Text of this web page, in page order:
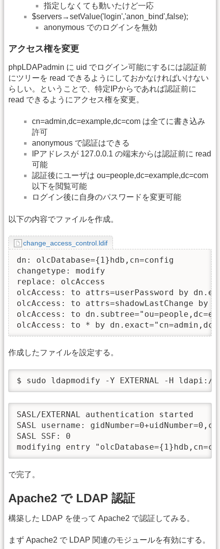
指定しなくても動いたけど一応
$servers→setValue('login','anon_bind',false);
anonymous でのログインを無効
アクセス権を変更
phpLDAPadmin に uid でログイン可能にするには認証前
にツリーを read できるようにしておかなければいけない
らしい。ということで、特定IPからであれば認証前に
read できるようにアクセス権を変更。
cn=admin,dc=example,dc=com は全てに書き込み
許可
anonymous で認証はできる
IPアドレスが 127.0.0.1 の端末からは認証前に read
可能
認証後にユーザは ou=people,dc=example,dc=com
以下を閲覧可能
ログイン後に自身のパスワードを変更可能
以下の内容でファイルを作成。
change_access_control.ldif
dn: olcDatabase={1}hdb,cn=config
changetype: modify
replace: olcAccess
olcAccess: to attrs=userPassword by
olcAccess: to attrs=shadowLastChange by
olcAccess: to
作成したファイルを設定する。
$ sudo ldapmodify -Y EXTERNAL -H
SASL/EXTERNAL authentication started
SASL username:
SASL SSF: 0
modifying entry
で完了。
Apache2 で LDAP 認証
構築した LDAP を使って Apache2 で認証してみる。
まず Apache2 で LDAP 関連のモジュールを有効にする。